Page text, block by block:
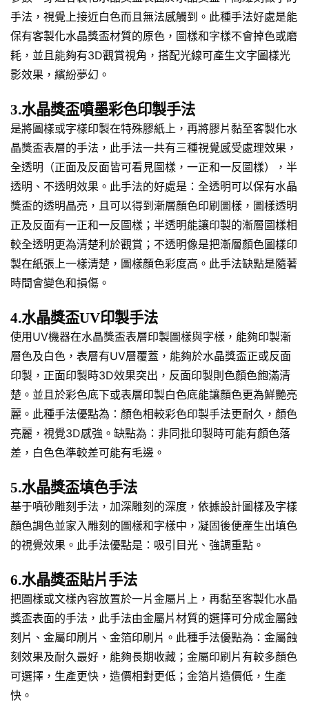
手法，視覺上接近白色而且無法感觸到。此種手法好處是能
保有客製化水晶獎盃材質的原色，圖樣和字樣不會掉色或磨
耗，並且能夠有3D觀賞視角，搭配光線可產生文字圖樣光
影效果，繽紛夢幻。
3.水晶獎盃噴墨彩色印製手法
是將圖樣或字樣印製在特殊膠紙上，再將膠片黏至客製化水
晶獎盃表層的手法，此手法一共有三種視覺感受處理效果，
全透明（正面及反面皆可看見圖樣，一正和一反圖樣），半
透明、不透明效果。此手法的好處是：全透明可以保有水晶
獎盃的透明晶亮，且可以得到漸層顏色印刷圖樣，圖樣透明
正及反面有一正和一反圖樣；半透明能讓印製的漸層圖樣相
較全透明更為清楚利於觀賞；不透明像是把漸層顏色圖樣印
製在紙張上一樣清楚，圖樣顏色彩度高。此手法缺點是隨著
時間會變色和損傷。
4.水晶獎盃UV印製手法
使用UV機器在水晶獎盃表層印製圖樣與字樣，能夠印製漸
層色及白色，表層有UV層覆蓋，能夠於水晶獎盃正或反面
印製，正面印製時3D效果突出，反面印製則色顏色飽滿清
楚。並且於彩色底下或表層印製白色底能讓顏色更為鮮艷亮
麗。此種手法優點為：顏色相較彩色印製手法更耐久，顏色
亮麗，視覺3D感強。缺點為：非同批印製時可能有顏色落
差，白色色準較差可能有毛邊。
5.水晶獎盃填色手法
基于噴砂雕刻手法，加深雕刻的深度，依據設計圖樣及字樣
顏色調色並家入雕刻的圖樣和字樣中，凝固後便產生出填色
的視覺效果。此手法優點是：吸引目光、強調重點。
6.水晶獎盃貼片手法
把圖樣或文樣內容放置於一片金屬片上，再黏至客製化水晶
獎盃表面的手法，此手法由金屬片材質的選擇可分成金屬蝕
刻片、金屬印刷片、金箔印刷片。此種手法優點為：金屬蝕
刻效果及耐久最好，能夠長期收藏；金屬印刷片有較多顏色
可選擇，生產更快，造價相對更低；金箔片造價低，生產
快。